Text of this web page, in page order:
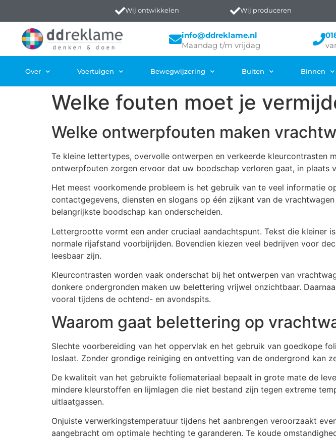
Wij ontwikkelen Wij produceren
info@ddreklame.nl
Maandag t/m vrijdag
Over Voertuigen Bewegwijzering Buiten Binnen
Welke fouten moet je
Welke ontwerpfouten maken
Te kleine lettertypes, overvolle ontwerpen en verkeerde kleurcontrasten
ontwerpfouten zorgen ervoor dat uw boodschap verloren gaat, in plaats
Het meest voorkomende probleem is het gebruik van te veel informatie
contactgegevens, diensten en slogans op één zijkant van de
belangrijkste boodschap kan onderscheiden.
Lettergrootte vormt een ander cruciaal aandachtspunt. Tekst die
normale rijafstand voorbijrijden. Bovendien kiezen veel bedrijven voor
leesbaar zijn.
Kleurcontrasten worden vaak onderschat bij het ontwerpen van
donkere ondergronden maken uw belettering vrijwel onzichtbaar.
vooral tijdens de ochtend- en avondspits.
Waarom gaat belettering op
Slechte voorbereiding van het oppervlak en het gebruik van goedkope
loslaat. Zonder grondige reiniging en ontvetting van de ondergrond kan
De kwaliteit van het gebruikte foliemateriaal bepaalt in grote mate de
mindere kleurstoffen en lijmlagen die niet bestand zijn tegen extreme
uitlaatgassen.
Onjuiste verwerkingstemperatuur tijdens het aanbrengen veroorzaakt
aangebracht om optimale hechting te garanderen. Te koude